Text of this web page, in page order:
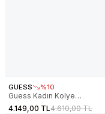
GUESS %10
Guess Kadın Kolye
JGUJUBN05097JWYGFCTU
4.149,00 TL4.610,00 TL